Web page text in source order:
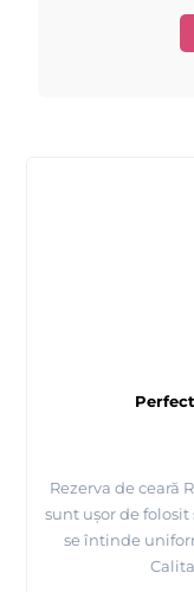
Rezerva de ceară
sunt ușor de
se întinde